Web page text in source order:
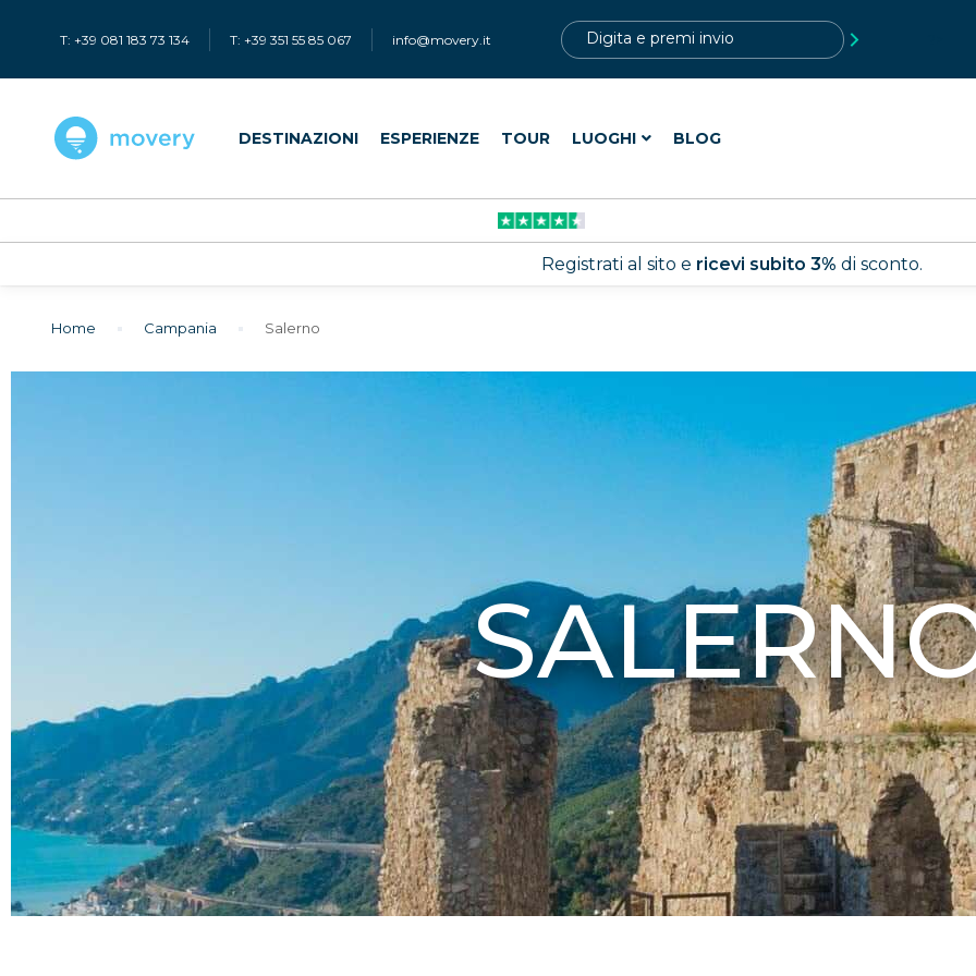
T: +39 081 183 73 134 T: +39 351 55 85 067 info@movery.it
DESTINAZIONI ESPERIENZE TOUR LUOGHI BLOG
Registrati al sito e ricevi subito 3% di sconto.
Home campania salerno